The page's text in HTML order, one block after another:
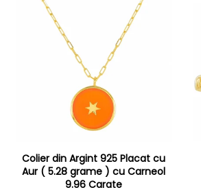
Colier din Argint 925 Placat cu
Aur ( 5.28 grame ) cu Carneol
9.96 Carate